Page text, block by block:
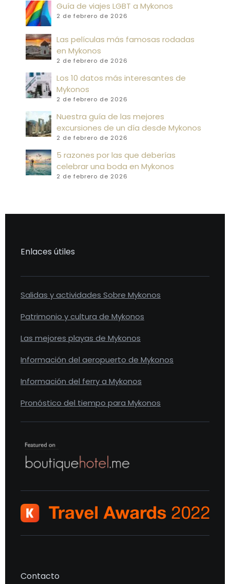
Guía de viajes LGBT a Mykonos
2 de febrero de 2026
Las películas más famosas rodadas
en Mykonos
2 de febrero de 2026
Los 10 datos más interesantes de
Mykonos
2 de febrero de 2026
Nuestra guía de las mejores
excursiones de un día desde Mykonos
2 de febrero de 2026
5 razones por las que deberías
celebrar una boda en Mykonos
2 de febrero de 2026
Enlaces útiles
Salidas y actividades Sobre Mykonos
Patrimonio y cultura de Mykonos
Las mejores playas de Mykonos
Información del aeropuerto de Mykonos
Información del ferry a Mykonos
Pronóstico del tiempo para Mykonos
Contacto